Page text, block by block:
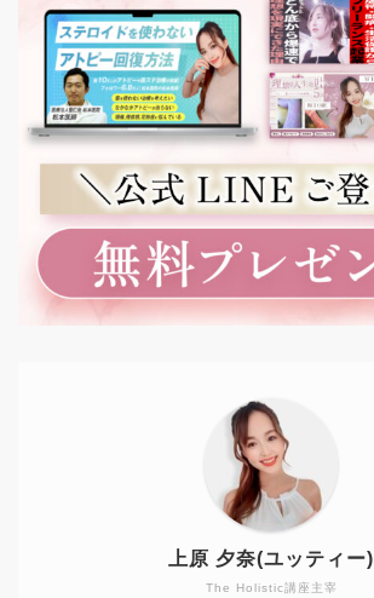
The Holistic講座主宰
上原 夕奈(ユッティー)